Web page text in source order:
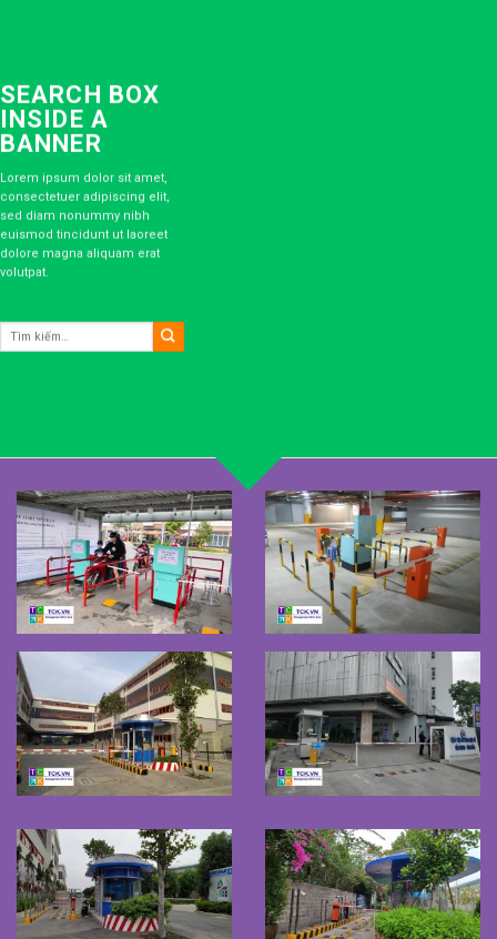
SEARCH BOX
INSIDE A
BANNER
Lorem ipsum dolor sit amet,
consectetuer adipiscing elit,
sed diam nonummy nibh
euismod tincidunt ut laoreet
dolore magna aliquam erat
volutpat.
Tìm